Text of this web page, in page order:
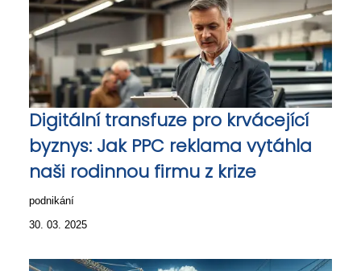
Digitální transfuze pro krvácející
byznys: Jak PPC reklama vytáhla
naši rodinnou firmu z krize
podnikání
30. 03. 2025